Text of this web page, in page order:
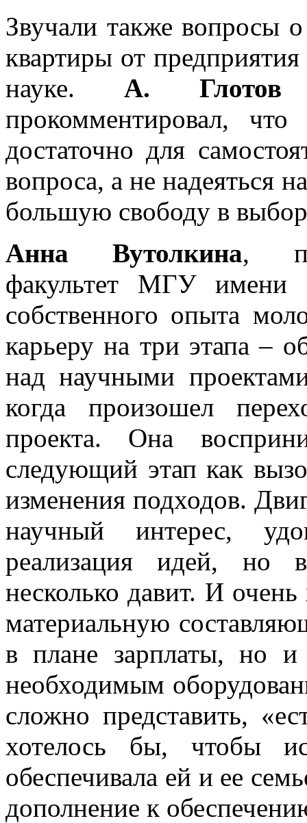
Звучали также вопросы
квартиры от
науке. А.
прокомментировал,
достаточно для
вопроса, а не надеяться
большую свободу в
Анна Вутолкина,
факультет МГУ имени
собственного опыта
карьеру на три этапа –
над научными
когда произошел
проекта. Она
следующий этап как
изменения подходов.
научный интерес,
реализация идей, но
несколько давит. И
материальную
в плане зарплаты, но и
необходимым
сложно представить,
хотелось бы, чтобы
обеспечивала ей и ее
дополнение к